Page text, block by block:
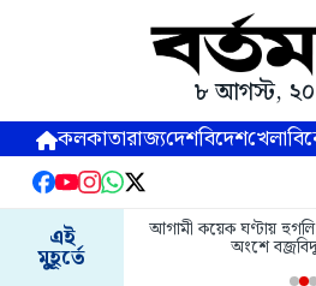
৮ আগস্ট,
কলকাতারাজ্যদেশবিদেশখেলা
এই
মুহূর্তে
আগামী কয়েক ঘণ্টায়
অংশে